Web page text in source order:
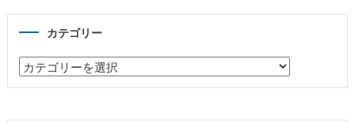
カテゴリー
カ
テ